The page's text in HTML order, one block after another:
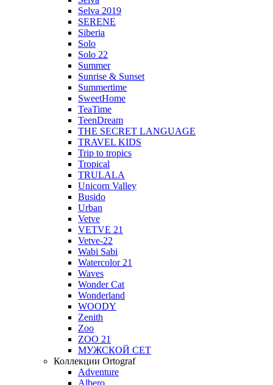
Selva 2019
SERENE
Siberia
Solo
Solo 22
Summer
Sunrise & Sunset
Summertime
SweetHome
TeaTime
TeenDream
THE SECRET LANGUAGE
TRAVEL KIDS
Trip to tropics
Tropical
TRULALA
Unicorn Valley
Busido
Urban
Vetve
VETVE 21
Vetve-22
Wabi Sabi
Watercolor 21
Waves
Wonder Cat
Wonderland
WOODY
Zenith
Zoo
ZOO 21
МУЖСКОЙ СЕТ
Коллекции Ortograf
Adventure
Albero